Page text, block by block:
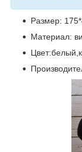
Размер:
Материал: